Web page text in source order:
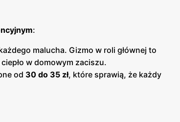
:
malucha. Gizmo w roli głównej to
w domowym zaciszu.
od 30 do 35 zł, które sprawią, że każdy